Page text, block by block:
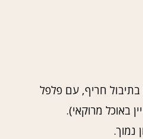
בתיבול חריף, עם פלפל
באוכל מרוקאי).
נמוך.